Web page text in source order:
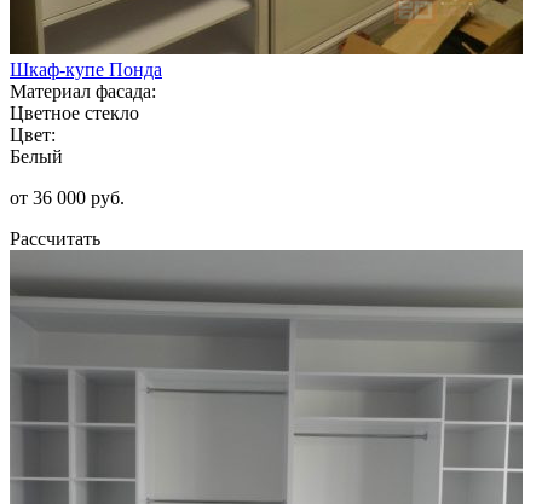
Шкаф-купе Понда
Материал фасада:
Цветное стекло
Цвет:
Белый
от 36 000 руб.
Рассчитать